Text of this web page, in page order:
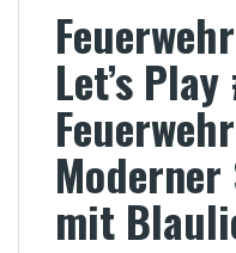
Let’s
mit